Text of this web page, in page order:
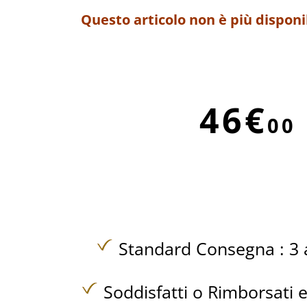
Questo articolo non è più
46€00
Standard Consegna : 3
Soddisfatti o Rimborsati